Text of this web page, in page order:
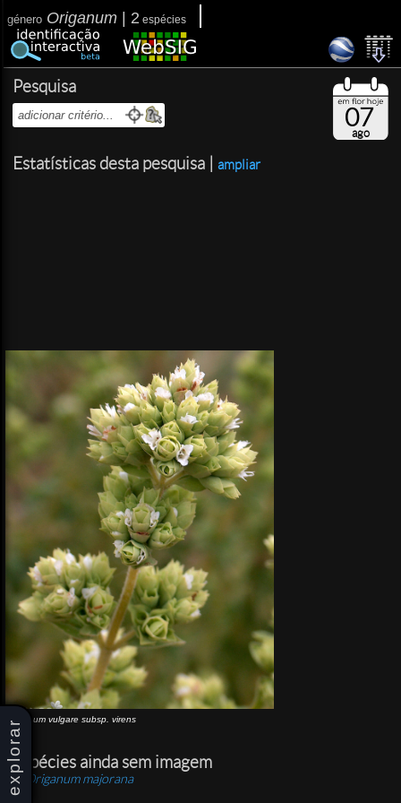
explorar
género Origanum 2 espécies
Pesquisa
Estatísticas desta pesquisa | ampliar
07
ago
Origanum vulgare subsp. virens
Espécies ainda sem imagem
Origanum majorana